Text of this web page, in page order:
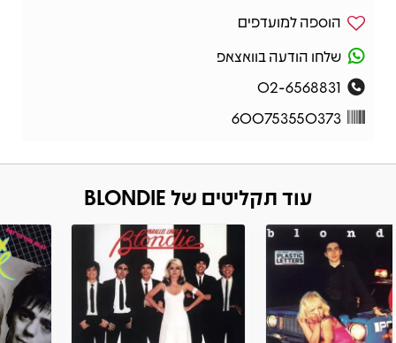
הוספה למועדפים
שלחו הודעה בוואצאפ
02-6568831
600753550373
עוד תקליטים של BLONDIE